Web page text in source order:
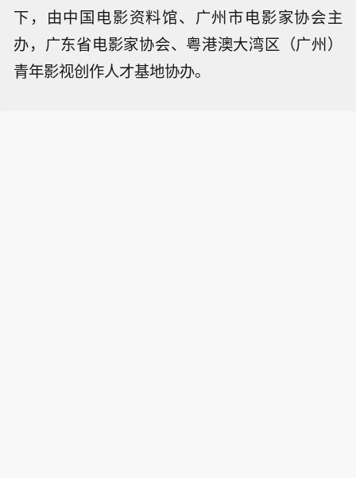
下，由中国电影资料馆、广州市电影家协会主
办，广东省电影家协会、粤港澳大湾区（广州）
青年影视创作人才基地协办。